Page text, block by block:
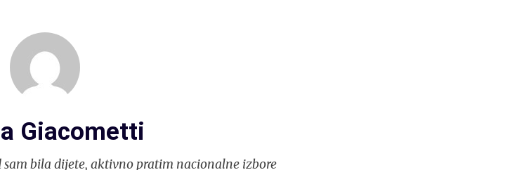
Giacometti
bila dijete, aktivno pratim nacionalne izbore